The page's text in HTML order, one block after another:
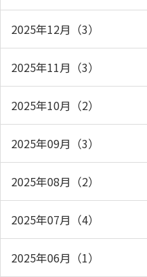
2025年12月（3）
2025年11月（3）
2025年10月（2）
2025年09月（3）
2025年08月（2）
2025年07月（4）
2025年06月（1）